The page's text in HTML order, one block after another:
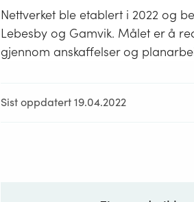
Nettverket ble etablert i 2022 og
Lebesby og Gamvik. Målet er å
gjennom anskaffelser og
Sist oppdatert 19.04.2022